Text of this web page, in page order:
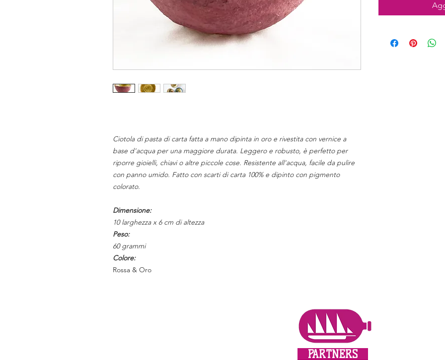
Ciotola di pasta di carta fatta a mano dipinta in oro e rivestita con vernice a
base d'acqua per una maggiore durata. Leggero e robusto, è perfetto per
riporre gioielli, chiavi o altre piccole cose. Resistente all'acqua, facile da pulire
con panno umido. Fatto con scarti di carta 100% e dipinto con pigmento
colorato.
Dimensione:
10 larghezza x 6 cm di altezza
Peso:
60 grammi
Colore:
Rossa & Oro
PARTNERS